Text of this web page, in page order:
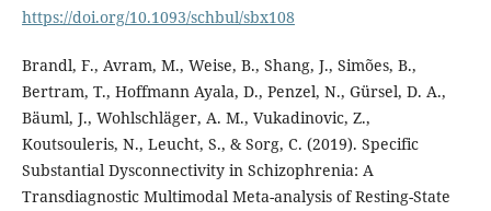
https://doi.org/10.1093/schbul/sbx108
Brandl, F., Avram, M., Weise, B., Shang, J., Simões, B.,
Bertram, T., Hoffmann Ayala, D., Penzel, N., Gürsel, D. A.,
Bäuml, J., Wohlschläger, A. M., Vukadinovic, Z.,
Koutsouleris, N., Leucht, S., & Sorg, C. (2019). Specific
Substantial Dysconnectivity in Schizophrenia: A
Transdiagnostic Multimodal Meta-analysis of Resting-State